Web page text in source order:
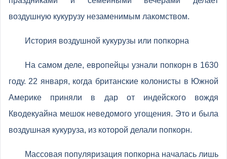
воздушную кукурузу незаменимым лакомством.
История воздушной кукурузы или попкорна
На самом деле, европейцы узнали попкорн в 1630
году. 22 января, когда британские колонисты в Южной
Америке приняли в дар от индейского вождя
Кводекуайна мешок неведомого угощения. Это и была
воздушная кукуруза, из которой делали попкорн.
Массовая популяризация попкорна началась лишь